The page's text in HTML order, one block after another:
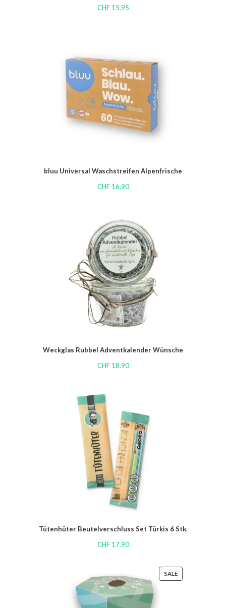
CHF15.95
bluu Universal Waschstreifen Alpenfrische
CHF16.90
Weckglas Rubbel Adventkalender Wünsche
CHF18.90
Tütenhüter Beutelverschluss Set Türkis 6 Stk.
CHF17.90
SALE